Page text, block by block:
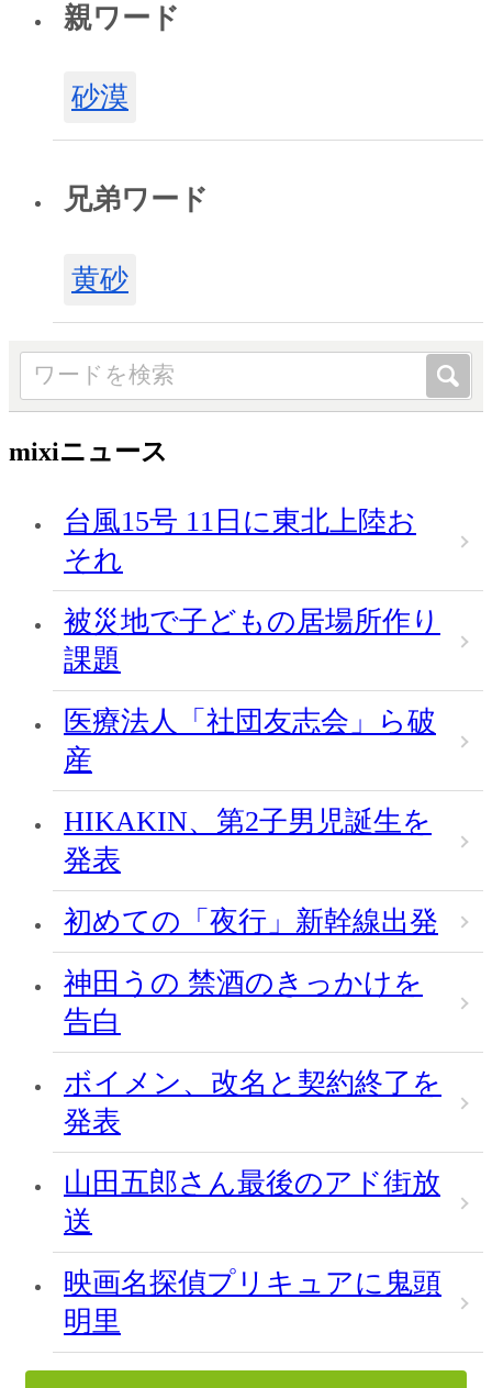
親ワード
砂漠
兄弟ワード
黄砂
mixiニュース
台風15号 11日に東北上陸お
それ
被災地で子どもの居場所作り
課題
医療法人「社団友志会」ら破
産
HIKAKIN、第2子男児誕生を
発表
初めての「夜行」新幹線出発
神田うの 禁酒のきっかけを
告白
ボイメン、改名と契約終了を
発表
山田五郎さん最後のアド街放
送
映画名探偵プリキュアに鬼頭
明里